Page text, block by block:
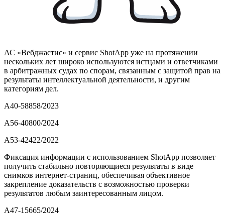
АС «Вебджастис» и сервис ShotApp уже на протяжении
нескольких лет широко используются истцами и ответчиками
в арбитражных судах по спорам, связанным с защитой прав на
результаты интеллектуальной деятельности, и другим
категориям дел.
А40-58858/2023
А56-40800/2024
А53-42422/2022
Фиксация информации с использованием ShotApp позволяет
получить стабильно повторяющиеся результаты в виде
снимков интернет-страниц, обеспечивая объективное
закрепление доказательств с возможностью проверки
результатов любым заинтересованным лицом.
А47-15665/2024